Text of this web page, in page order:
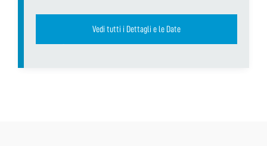
Vedi tutti i Dettagli e le Date